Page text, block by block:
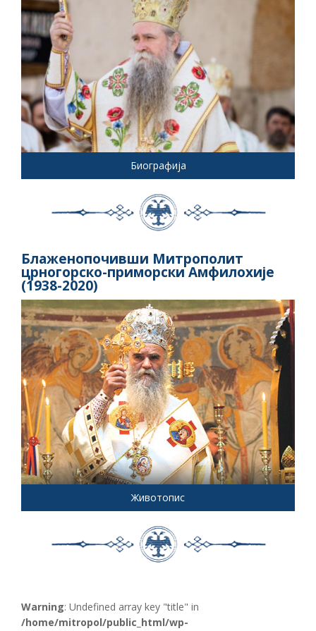
Биографија
Блаженопочивши Митрополит
црногорско-приморски Амфилохије
(1938-2020)
Животопис
Warning: Undefined array key "title" in
/home/mitropol/public_html/wp-